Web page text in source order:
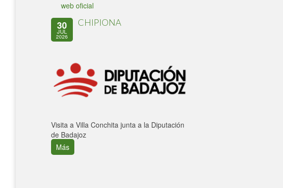
web oficial
30
JUL
2026
CHIPIONA
Visita a Villa Conchita junta a la Diputación
de Badajoz
Más